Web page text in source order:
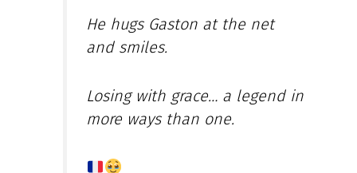
He hugs Gaston at the net
and smiles.
Losing with grace… a legend in
more ways than one.